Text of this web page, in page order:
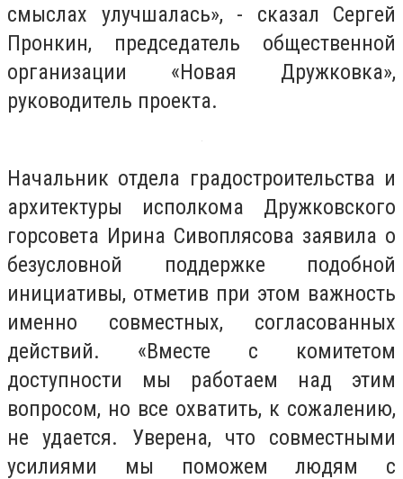
смыслах улучшалась», - сказал Сергей
Пронкин, председатель общественной
организации «Новая Дружковка»,
руководитель проекта.
Начальник отдела градостроительства и
архитектуры исполкома Дружковского
горсовета Ирина Сивоплясова заявила о
безусловной поддержке подобной
инициативы, отметив при этом важность
именно совместных, согласованных
действий. «Вместе с комитетом
доступности мы работаем над этим
вопросом, но все охватить, к сожалению,
не удается. Уверена, что совместными
усилиями мы поможем людям с